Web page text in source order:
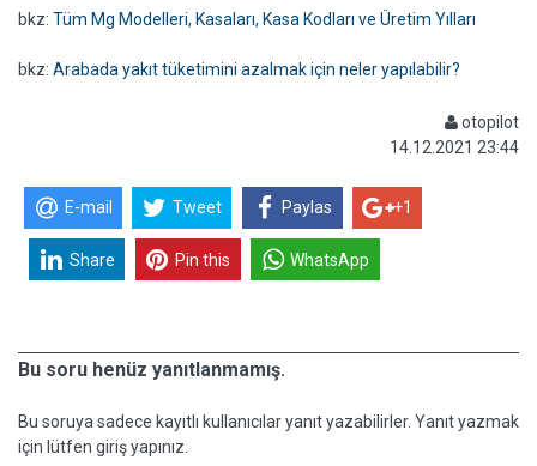
bkz: Tüm Mg Modelleri, Kasaları, Kasa Kodları ve Üretim Yılları
bkz: Arabada yakıt tüketimini azalmak için neler yapılabilir?
otopilot
14.12.2021 23:44
E-mail Tweet Paylas +1
Share Pin this WhatsApp
Bu soru henüz yanıtlanmamış.
Bu soruya sadece kayıtlı kullanıcılar yanıt yazabilirler. Yanıt yazmak
için lütfen giriş yapınız.